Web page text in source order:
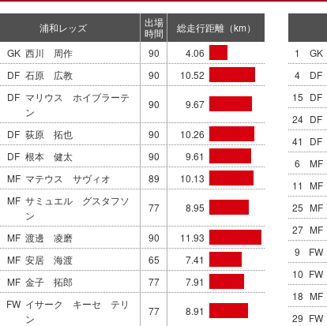
浦和レッズ
出場
時間
総走行距離（km）
GK 西川 周作 90
4.06
DF 石原 広教 90
10.52
DF マリウス ホイブラーテ
ン
90 9.67
DF 荻原 拓也 90
10.26
DF 根本 健太 90
9.61
MF マテウス サヴィオ 89
10.13
MF サミュエル グスタフソ
ン
77 8.95
MF 渡邊 凌磨 90
11.93
MF 安居 海渡 65
7.41
MF 金子 拓郎 77
7.91
FW イサーク キーセ テリ
ン
77 8.91
1
GK
4
DF
15 DF
24 DF
41
DF
6
MF
11
MF
25 MF
27 MF
9
FW
10 FW
18 MF
29 FW